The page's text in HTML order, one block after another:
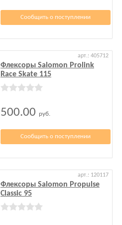
Сообщить о поступлении
арт.: 405712
Флексоры Salomon Prolink
Race Skate 115
500.00 руб.
Сообщить о поступлении
арт.: 120117
Флексоры Salomon Propulse
Classic 95